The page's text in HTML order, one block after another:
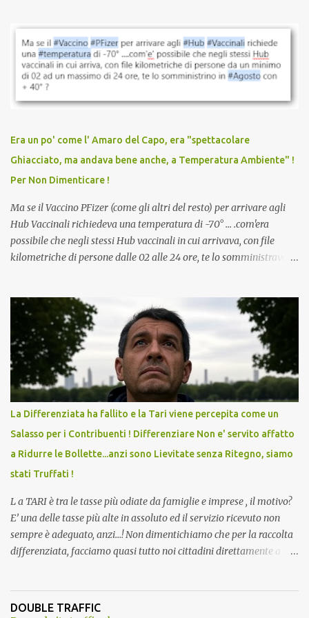
vaccinazione. Non avevamo mai sentito parlare di ricompense,
sconti, incentivi per vaccinarsi. Non avevamo mai visto
discriminazioni per coloro che non l’hanno fatto. Se non sei stato
vaccinato, nessuno aveva prima cercato di farti sentire una
persona cattiva. Non avevamo mai visto un vaccino che minacci le
vaccino usato per minacciare i mezzi di sussistenza, il lavoro o la
scuola. Non avevamo mai visto un vaccino che permettesse a un
dodicenne di ignorare il consenso dei genitori. Dopo tutti i vaccini
che abbiamo elencato sopra...
Era un po' come l' Amaro del Capo, era "spettacolare
Ghiacciato, ma andava bene anche, a Temperatura Ambiente" !
Per Non Dimenticare !
Ma se il Vaccino PFizer (come gli altri del resto) per arrivare agli
Hub Vaccinali richiedeva una temperatura di -70° ... .com'era
possibile che negli stessi Hub vaccinali in cui arrivava, con file
kilometriche di persone dalle 02 alle 24 ore, te lo somministravano
Vaccino come: l' Amaro del Capo, era "spettacolare Ghiacciato, ma
andava bene anche, a Temperatura Ambiente"! Riproponiamo
l'articolo per NON Dimenticare!
La Differenziata ha fallito e la Tari viene percepita come un
Salasso per i Contribuenti ! Differenziare Non e' servito affatto
a Ridurre le Bollette...anzi sono Lievitate senza Ritegno, siamo
stati Truffati !
L a TARI è tra le tasse più odiate da famiglie e imprese , il motivo?
E’ una delle tasse più alte in assoluto ed il servizio ricevuto non
sempre è adeguato, anzi…! Non dimentichiamo che per la raccolta
differenziata, facciamo quasi tutto noi cittadini direttamente a
come terrazzi o giardini). Inoltre dobbiamo perdere tempo a
DOUBLE TRAFFIC